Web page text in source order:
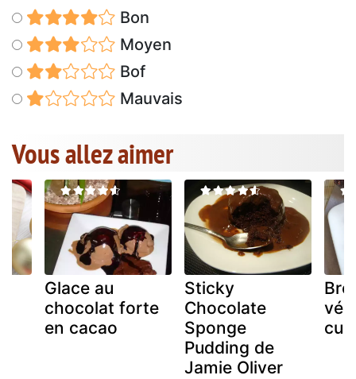
Bon
Moyen
Bof
Mauvais
Vous allez aimer
Glace au
chocolat forte
en cacao
Sticky
Chocolate
Sponge
Pudding de
Jamie Oliver